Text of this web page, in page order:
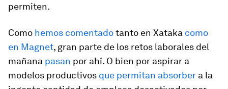
permiten.
Como hemos comentadotanto en Xataka como
en Magnet, gran parte de los retos laborales del
mañana pasan por ahí. O bien por aspirar a
modelos productivos que permitan absorber a la